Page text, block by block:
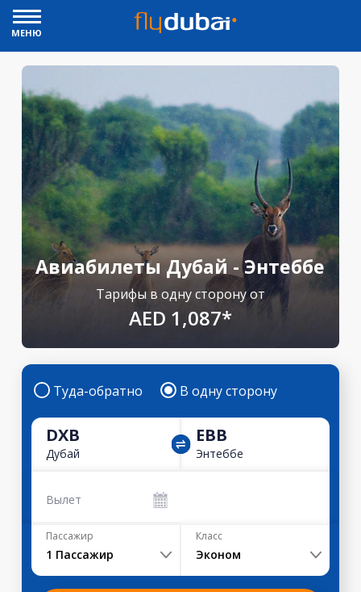
МЕНЮ
Авиабилеты Дубай - Энтеббе
Тарифы в одну сторону от
AED 1,087*
Туда-обратно В одну сторону
DXB
Дубай
EBB
Энтеббе
Вылет
Пассажир
1 Пассажир
Класс
Эконом